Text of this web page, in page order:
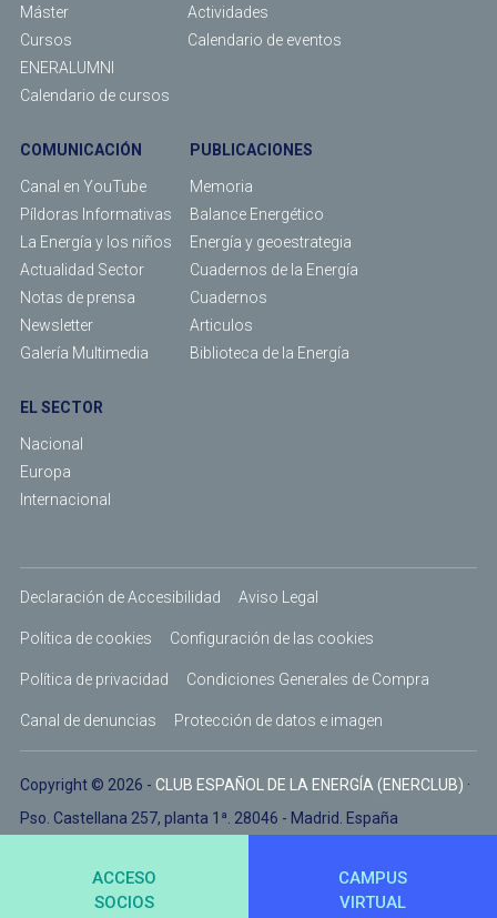
Máster
Cursos
ENERALUMNI
Calendario de cursos
Actividades
Calendario de eventos
COMUNICACIÓN
Canal en YouTube
Píldoras Informativas
La Energía y los niños
Actualidad Sector
Notas de prensa
Newsletter
Galería Multimedia
PUBLICACIONES
Memoria
Balance Energético
Energía y geoestrategia
Cuadernos de la Energía
Cuadernos
Articulos
Biblioteca de la Energía
EL SECTOR
Nacional
Europa
Internacional
Declaración de Accesibilidad Aviso Legal
Política de cookies Configuración de las cookies
Política de privacidad Condiciones Generales de Compra
Canal de denuncias Protección de datos e imagen
Copyright © 2026 - CLUB ESPAÑOL DE LA ENERGÍA (ENERCLUB) ·
Pso. Castellana 257, planta 1ª. 28046 - Madrid. España
ACCESO
SOCIOS
CAMPUS
VIRTUAL